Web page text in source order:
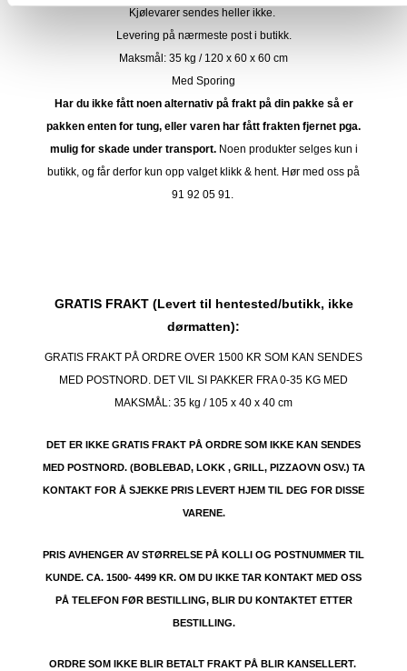
Kjølevarer sendes heller ikke.
Levering på nærmeste post i butikk.
Maksmål: 35 kg / 120 x 60 x 60 cm
Med Sporing
Har du ikke fått noen alternativ på frakt på din pakke så er
pakken enten for tung, eller varen har fått frakten fjernet pga.
mulig for skade under transport.Noen produkter selges kun i
butikk, og får derfor kun opp valget klikk & hent. Hør med oss på
91 92 05 91.
GRATIS FRAKT (Levert til hentested/butikk, ikke
dørmatten):
GRATIS FRAKT PÅ ORDRE OVER 1500 KR SOM KAN SENDES
MED POSTNORD. DET VIL SI PAKKER FRA 0-35 KG MED
MAKSMÅL: 35 kg / 105 x 40 x 40 cm
DET ER IKKE GRATIS FRAKT PÅ ORDRE SOM IKKE KAN SENDES
MED POSTNORD. (BOBLEBAD, LOKK , GRILL, PIZZAOVN OSV.) TA
KONTAKT FOR Å SJEKKE PRIS LEVERT HJEM TIL DEG FOR DISSE
VARENE.
PRIS AVHENGER AV STØRRELSE PÅ KOLLI OG POSTNUMMER TIL
KUNDE. CA. 1500- 4499 KR. OM DU IKKE TAR KONTAKT MED OSS
PÅ TELEFON FØR BESTILLING, BLIR DU KONTAKTET ETTER
BESTILLING.
ORDRE SOM IKKE BLIR BETALT FRAKT PÅ BLIR KANSELLERT.